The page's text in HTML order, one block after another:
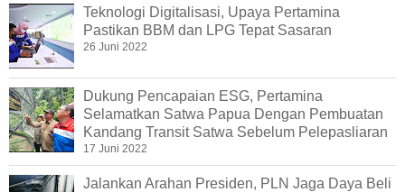
Teknologi Digitalisasi, Upaya Pertamina
Pastikan BBM dan LPG Tepat Sasaran
26 Juni 2022
Dukung Pencapaian ESG, Pertamina
Selamatkan Satwa Papua Dengan Pembuatan
Kandang Transit Satwa Sebelum Pelepasliaran
17 Juni 2022
Jalankan Arahan Presiden, PLN Jaga Daya Beli